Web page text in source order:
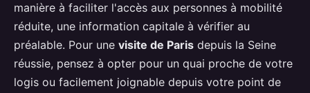
manière à faciliter l'accès aux personnes à mobilité
réduite, une information capitale à vérifier au
préalable. Pour une visite de Paris depuis la Seine
réussie, pensez à opter pour un quai proche de votre
logis ou facilement joignable depuis votre point de